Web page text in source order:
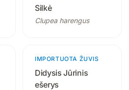
Silkė
Clupea harengus
4 produktai
IMPORTUOTA ŽUVIS
Didysis Jūrinis
ešerys